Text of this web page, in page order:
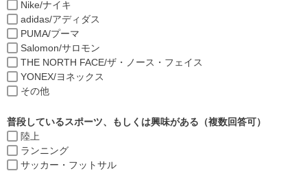
Nike/ナイキ
adidas/アディダス
PUMA/プーマ
Salomon/サロモン
THE NORTH FACE/ザ・ノース・フェイス
YONEX/ヨネックス
その他
普段しているスポーツ、もしくは興味がある（複数回答可）
陸上
ランニング
サッカー・フットサル